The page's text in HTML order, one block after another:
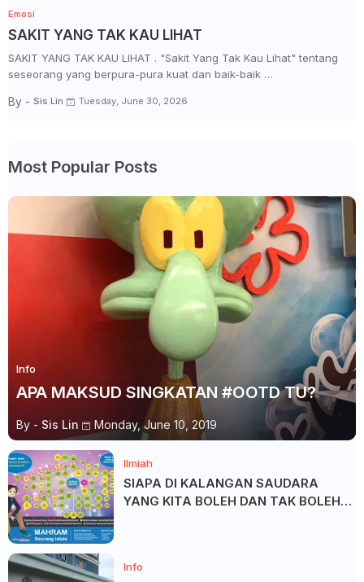
Emosi
SAKIT YANG TAK KAU LIHAT
SAKIT YANG TAK KAU LIHAT . "Sakit Yang Tak Kau Lihat" tentang
seseorang yang berpura-pura kuat dan baik-baik …
By - Sis Lin Tuesday, June 30, 2026
Most Popular Posts
Info
APA MAKSUD SINGKATAN #OOTD TU?
By - Sis Lin Monday, June 10, 2019
Ilmiah
SIAPA DI KALANGAN SAUDARA
YANG KITA BOLEH DAN TAK BOLEH
Info